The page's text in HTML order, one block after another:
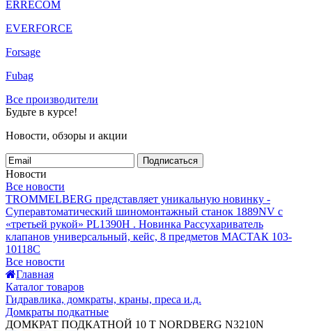
ERRECOM
EVERFORCE
Forsage
Fubag
Все производители
Будьте в курсе!
Новости, обзоры и акции
Подписаться
Новости
Все новости
TROMMELBERG представляет уникальную новинку -
Суперавтоматический шиномонтажный станок 1889NV с
«третьей рукой» PL1390H . Новинка Рассухариватель
клапанов универсальный, кейс, 8 предметов МАСТАК 103-
10118C
Все новости
Главная
Каталог товаров
Гидравлика, домкраты, краны, преса и.д.
Домкраты подкатные
ДОМКРАТ ПОДКАТНОЙ 10 Т NORDBERG N3210N